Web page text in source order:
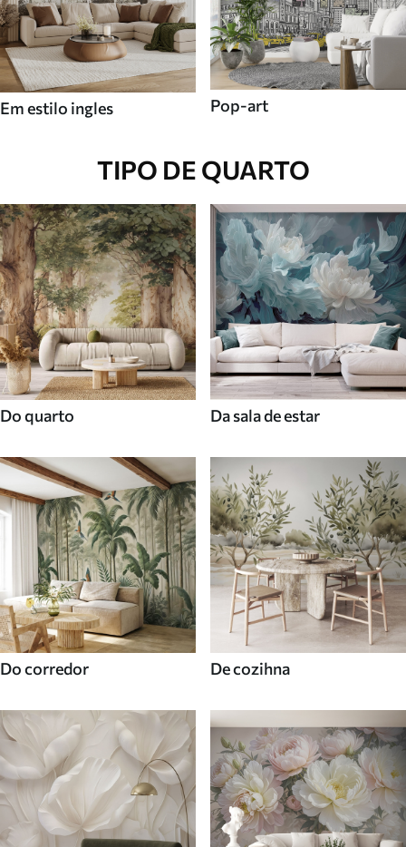
Em estilo ingles Pop-art
TIPO DE QUARTO
Do quarto Da sala de estar
Do corredor De cozihna